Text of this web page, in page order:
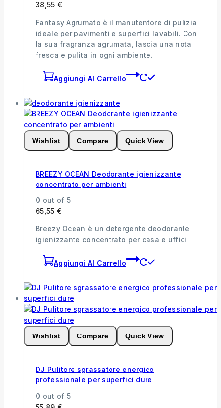
38,55 €
Fantasy Agrumato è il manutentore di pulizia
ideale per pavimenti e superfici lavabili. Con
la sua fragranza agrumata, lascia una nota
fresca e pulita in ogni ambiente.
Aggiungi Al Carrello
Wishlist Compare Quick View
BREEZY OCEAN Deodorante igienizzante
concentrato per ambienti
0 out of 5
65,55 €
Breezy Ocean è un detergente deodorante
igienizzante concentrato per casa e uffici
Aggiungi Al Carrello
Wishlist Compare Quick View
DJ Pulitore sgrassatore energico
professionale per superfici dure
0 out of 5